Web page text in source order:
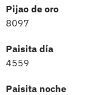
Pijao de oro
8097
Paisita día
4559
Paisita noche